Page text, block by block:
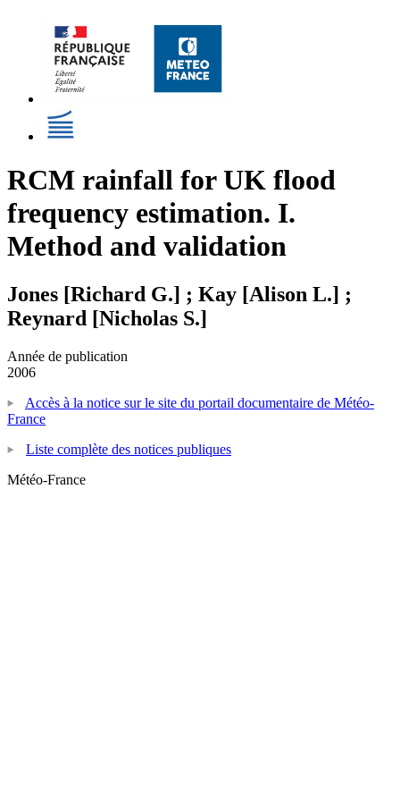
RCM rainfall for UK flood
frequency estimation. I.
Method and validation
Jones [Richard G.] ; Kay [Alison L.] ;
Reynard [Nicholas S.]
Année de publication
2006
Accès à la notice sur le site du portail documentaire de Météo-
France
Liste complète des notices publiques
Météo-France